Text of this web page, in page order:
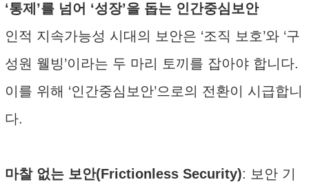
‘통제’를 넘어 ‘성장’을 돕는 인간중심보안
인적 지속가능성 시대의 보안은 ‘조직 보호’와 ‘구
성원 웰빙’이라는 두 마리 토끼를 잡아야 합니다.
이를 위해 ‘인간중심보안’으로의 전환이 시급합니
다.
마찰 없는 보안(Frictionless Security): 보안 기